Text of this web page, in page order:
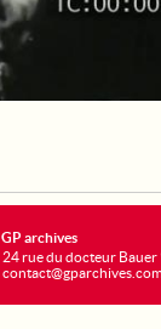
GP archives
24 rue du docteur Bauer